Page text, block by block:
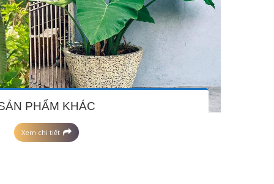
PHẨM KHÁC
Xem chi tiết